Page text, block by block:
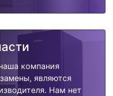
компания
являются
Нам нет